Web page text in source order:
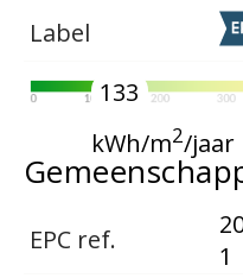
Label
133
kWh/m2/jaar
EPC ref.
1